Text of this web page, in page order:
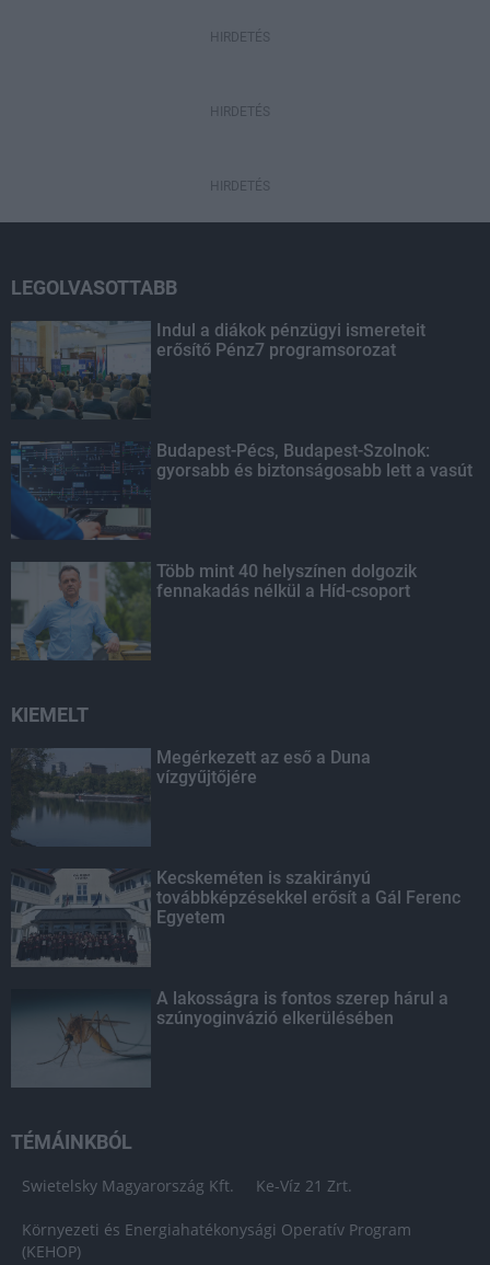
HIRDETÉS
HIRDETÉS
HIRDETÉS
LEGOLVASOTTABB
Indul a diákok pénzügyi ismereteit
erősítő Pénz7 programsorozat
Budapest-Pécs, Budapest-Szolnok:
gyorsabb és biztonságosabb lett a vasút
Több mint 40 helyszínen dolgozik
fennakadás nélkül a Híd-csoport
KIEMELT
Megérkezett az eső a Duna
vízgyűjtőjére
Kecskeméten is szakirányú
továbbképzésekkel erősít a Gál Ferenc
Egyetem
A lakosságra is fontos szerep hárul a
szúnyoginvázió elkerülésében
TÉMÁINKBÓL
Swietelsky Magyarország Kft. Ke-Víz 21 Zrt.
Környezeti és Energiahatékonysági Operatív Program
(KEHOP)